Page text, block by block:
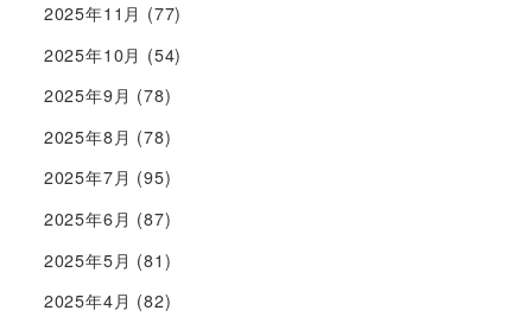
2025年11月 (77)
2025年10月 (54)
2025年9月 (78)
2025年8月 (78)
2025年7月 (95)
2025年6月 (87)
2025年5月 (81)
2025年4月 (82)